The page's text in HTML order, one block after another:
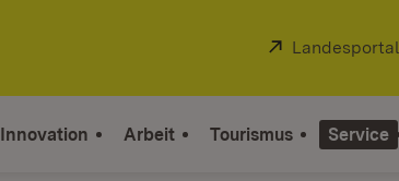
Extern:
Landesportal
Innovation Arbeit Tourismus Service